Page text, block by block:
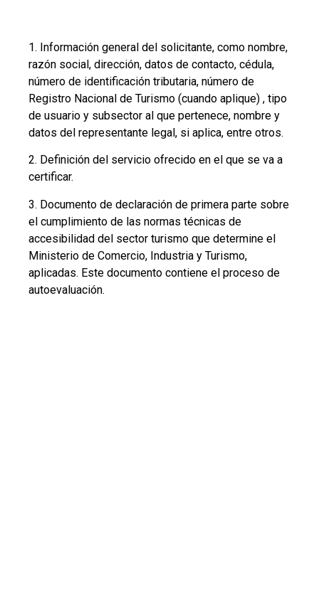
1. Información general del solicitante, como nombre,
razón social, dirección, datos de contacto, cédula,
número de identificación tributaria, número de
Registro Nacional de Turismo (cuando aplique) , tipo
de usuario y subsector al que pertenece, nombre y
datos del representante legal, si aplica, entre otros.
2. Definición del servicio ofrecido en el que se va a
certificar.
3. Documento de declaración de primera parte sobre
el cumplimiento de las normas técnicas de
accesibilidad del sector turismo que determine el
Ministerio de Comercio, Industria y Turismo,
aplicadas. Este documento contiene el proceso de
autoevaluación.